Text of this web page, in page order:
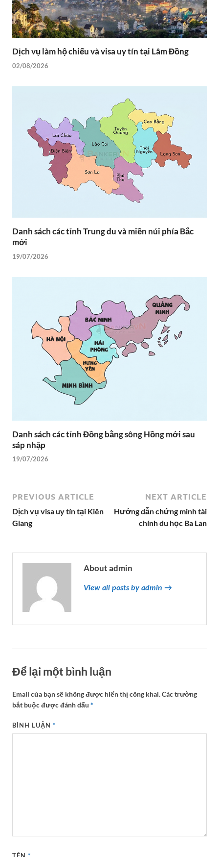
Dịch vụ làm hộ chiếu và visa uy tín tại Lâm Đồng
02/08/2026
Danh sách các tỉnh Trung du và miền núi phía Bắc
mới
19/07/2026
Danh sách các tỉnh Đồng bằng sông Hồng mới sau
sáp nhập
19/07/2026
PREVIOUS ARTICLE
Dịch vụ visa uy tín tại Kiên
Giang
NEXT ARTICLE
Hướng dẫn chứng minh tài
chính du học Ba Lan
About admin
View all posts by admin →
Để lại một bình luận
Email của bạn sẽ không được hiển thị công khai.Các trường
bắt buộc được đánh dấu *
BÌNH LUẬN*
TÊN*